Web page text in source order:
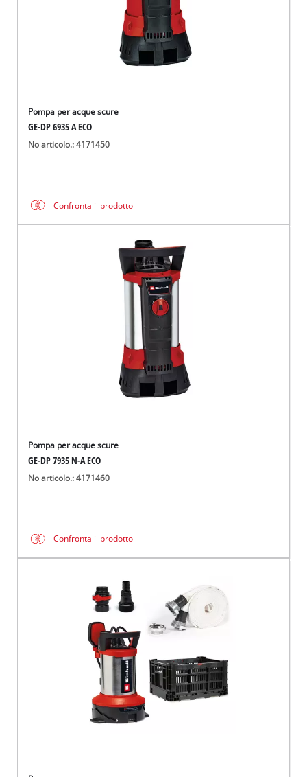
Pompa per acque scure
GE-DP 6935 A ECO
No articolo.: 4171450
Confronta il prodotto
Pompa per acque scure
GE-DP 7935 N-A ECO
No articolo.: 4171460
Confronta il prodotto